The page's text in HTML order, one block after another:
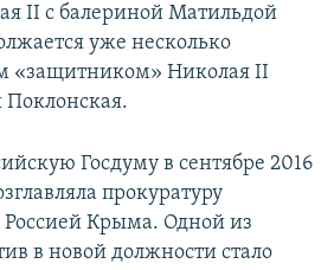
II с балериной Матильдой
уже несколько
«защитником» Николая II
Поклонская.
Госдуму в сентябре 2016
прокуратуру
Россией Крыма. Одной из
в новой должности стало